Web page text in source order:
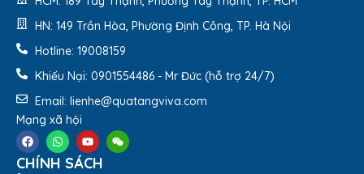
HN: 149 Trần Hòa, Phường Định Công, TP. Hà Nội
Hotline: 19008159
Khiếu Nại: 0901554486 - Mr Đức (hỗ trợ 24/7)
Email: lienhe@quatangviva.com
Mạng xã hội
CHÍNH SÁCH